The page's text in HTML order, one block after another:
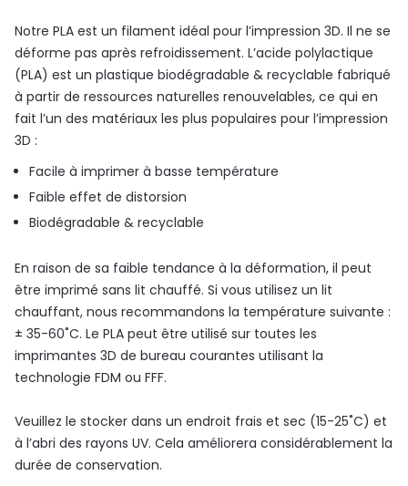
Notre PLA est un filament idéal pour l’impression 3D. Il ne se
déforme pas après refroidissement. L’acide polylactique
(PLA) est un plastique biodégradable & recyclable fabriqué
à partir de ressources naturelles renouvelables, ce qui en
fait l’un des matériaux les plus populaires pour l’impression
3D :
Facile à imprimer à basse température
Faible effet de distorsion
Biodégradable & recyclable
En raison de sa faible tendance à la déformation, il peut
être imprimé sans lit chauffé. Si vous utilisez un lit
chauffant, nous recommandons la température suivante :
± 35-60˚C. Le PLA peut être utilisé sur toutes les
imprimantes 3D de bureau courantes utilisant la
technologie FDM ou FFF.
Veuillez le stocker dans un endroit frais et sec (15-25˚C) et
à l’abri des rayons UV. Cela améliorera considérablement la
durée de conservation.